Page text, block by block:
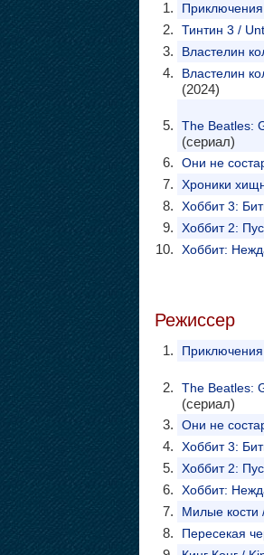
Тинтин 3 /
Властелин
Властелин
(2024)
The Beatles:
(сериал)
Они не
Хроники
Хоббит 3:
Хоббит 2:
Хоббит:
Режиссер
The Beatles:
(сериал)
Они не
Хоббит 3:
Хоббит 2:
Хоббит:
Милые кости
Пересекая